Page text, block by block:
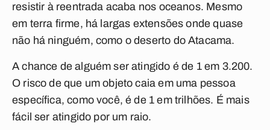
resistir à reentrada acaba nos oceanos. Mesmo
em terra firme, há largas extensões onde quase
não há ninguém, como o deserto do Atacama.
A chance de alguém ser atingido é de 1 em 3.200.
O risco de que um objeto caia em uma pessoa
específica, como você, é de 1 em trilhões. É mais
fácil ser atingido por um raio.